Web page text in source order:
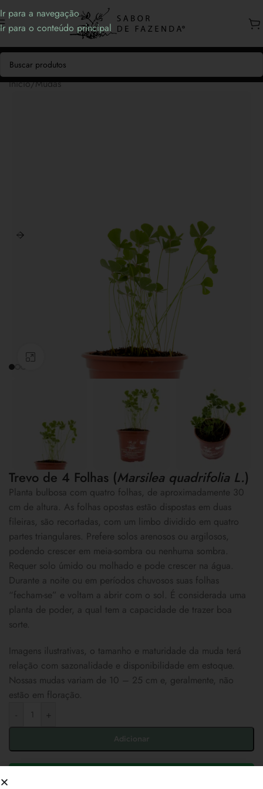
Ir para a navegação
Ir para o conteúdo principal
Início/Mudas
Clique para ampliar
Trevo de 4 Folhas (Marsilea quadrifolia L.)
Planta bulbosa com quatro folhas, de aproximadamente 30
cm de altura. As folhas opostas estão dispostas em duas
fileiras, são recortadas, com um limbo dividido em quatro
partes triangulares. Prefere solos arenosos ou argilosos,
podendo crescer em meia-sombra ou nenhuma sombra.
Requer solo úmido ou molhado e pode crescer na água.
Durante a noite ou em períodos chuvosos suas folhas
“fecham-se” e voltam a abrir com o sol. É considerada uma
planta de poder, a qual tem a capacidade de trazer boa
sorte.
Imagens ilustrativas, o tamanho e maturidade da muda terá
relação com sazonalidade e disponibilidade em estoque.
Nossas mudas variam de 10 – 25 cm e, geralmente, não
estão em floração.
+
Adicionar